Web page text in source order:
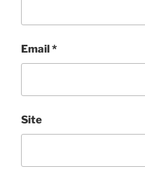
Email*
Site